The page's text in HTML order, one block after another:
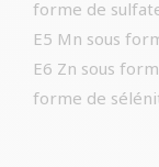
forme de
E5 Mn sous
E6 Zn sous
forme de